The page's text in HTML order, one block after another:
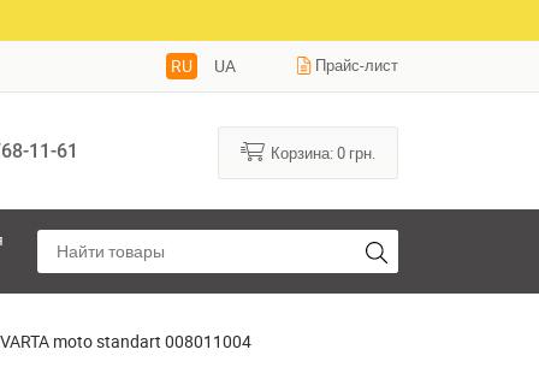
RU UA Прайс-лист
11-61 Корзина:0 грн.
VARTA moto standart 008011004